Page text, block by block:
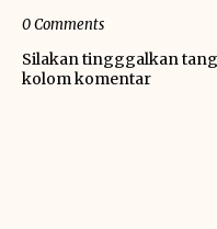
0 Comments
Silakan tingggalkan
kolom komentar